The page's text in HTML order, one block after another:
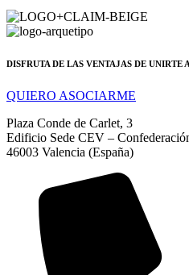
DISFRUTA DE LAS VENTAJAS DE UNIRTE
QUIERO ASOCIARME
Plaza Conde de Carlet, 3
Edificio Sede CEV –
46003 Valencia (España)